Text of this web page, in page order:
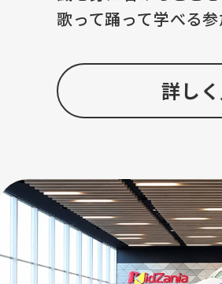
歌って踊って学べる参
詳し